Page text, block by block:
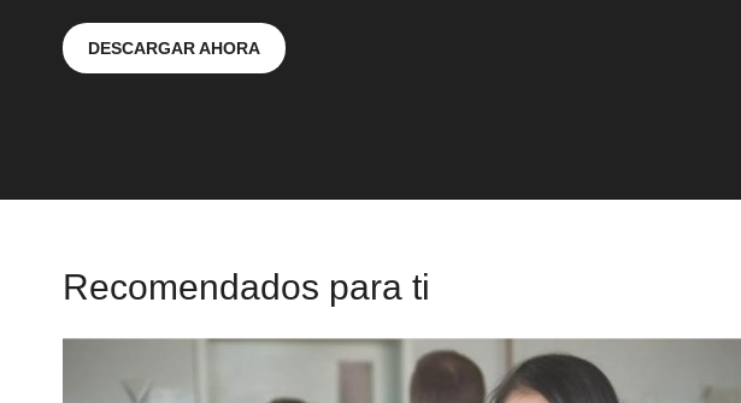
DESCARGAR AHORA
Recomendados para ti